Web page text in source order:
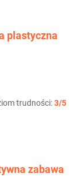
plastyczna
trudności:3/5
zabawa